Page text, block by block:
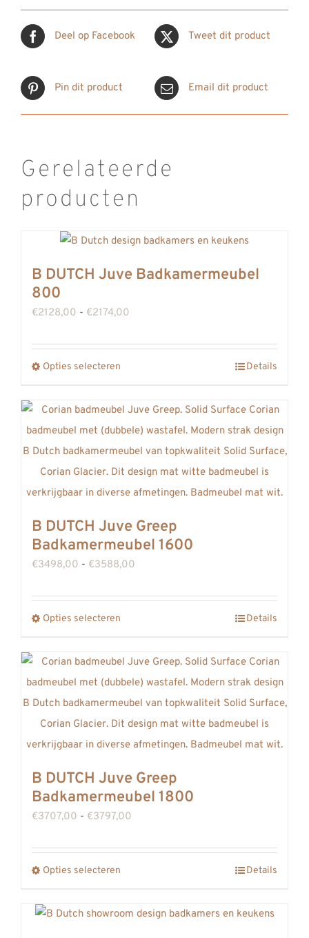
Deel op Facebook Tweet dit product
Pin dit product Email dit product
Gerelateerde
producten
B DUTCH Juve Badkamermeubel
800
€2128,00 - €2174,00
Opties selecteren
heeft
meerdere
variaties.
Deze
optie
gekozen
de
Details
B DUTCH Juve Greep
Badkamermeubel 1600
€3498,00 - €3588,00
Opties selecteren
heeft
meerdere
variaties.
Deze
optie
gekozen
de
Details
B DUTCH Juve Greep
Badkamermeubel 1800
€3707,00 - €3797,00
Opties selecteren
heeft
Details